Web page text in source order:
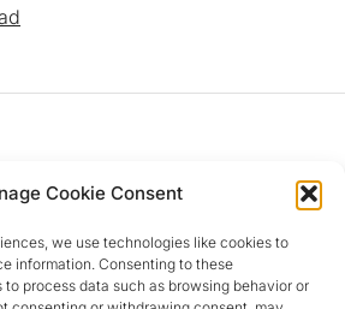
Cookie Consent
we use technologies like cookies to
information. Consenting to these
process data such as browsing behavior or
4 28924 Alcorcón (MADRID)
:‎+34 916 11 31 28